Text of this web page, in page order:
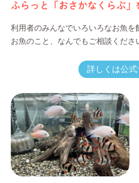
ふらっと「おさかなくらぶ」
利用者のみんなでいろいろなお魚を
お魚のこと、なんでもご相談くださ
詳しくは公